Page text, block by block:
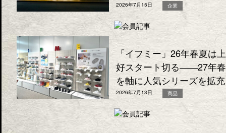
2026年7月15日 企業
「イフミー」26年春夏は
好スタート切る――27年
を軸に人気シリーズを拡充
2026年7月13日 商品